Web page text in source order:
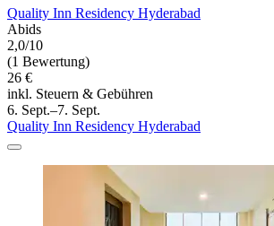
Quality Inn Residency Hyderabad
Abids
2,0/10
(1 Bewertung)
26 €
inkl. Steuern & Gebühren
6. Sept.–7. Sept.
Quality Inn Residency Hyderabad